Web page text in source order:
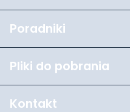
Poradniki
Pliki do pobrania
Kontakt